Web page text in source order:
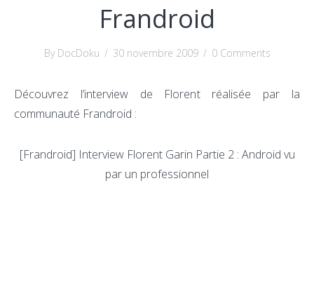
Frandroid
By DocDoku / 30 novembre 2009 / 0 Comments
Découvrez l’interview de Florent réalisée par la
communauté Frandroid :
[Frandroid] Interview Florent Garin Partie 2 : Android vu
par un professionnel